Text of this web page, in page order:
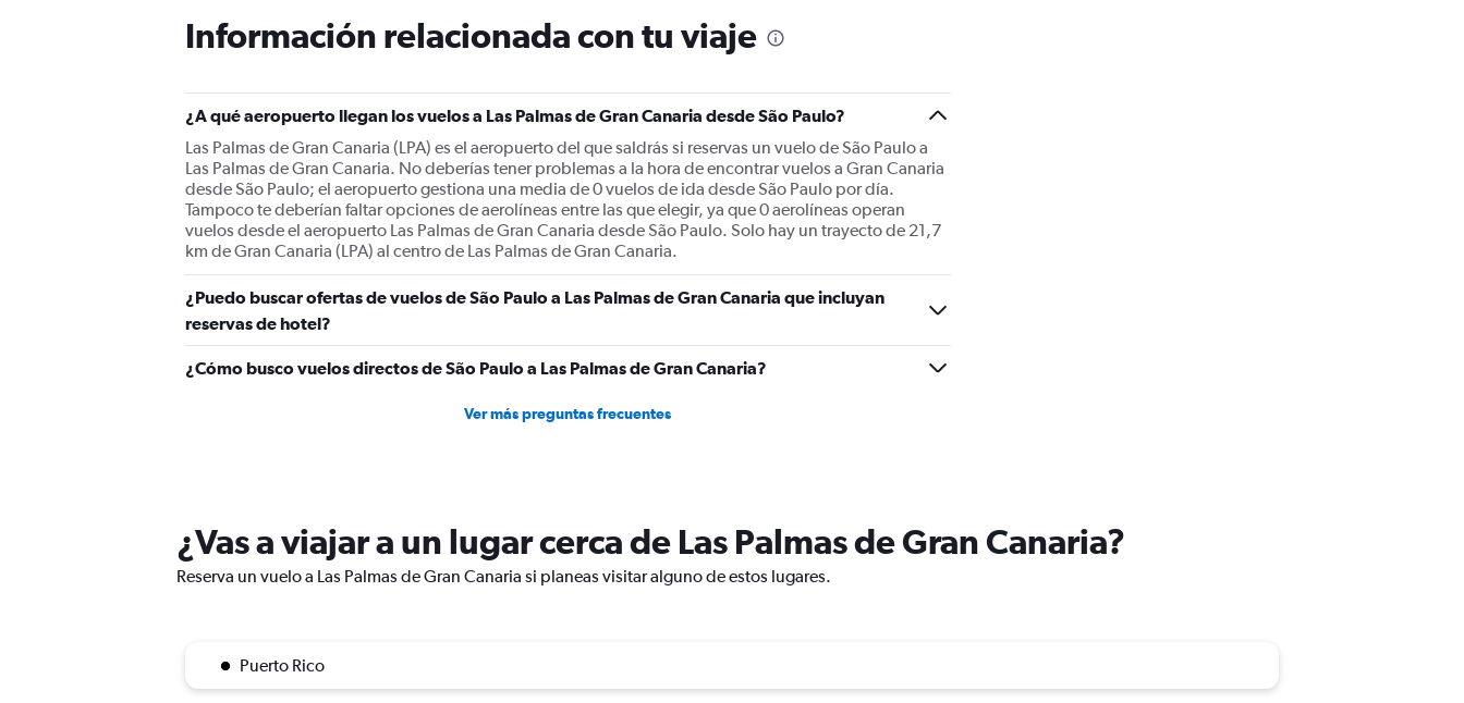
Información relacionada con tu viaje
¿A qué aeropuerto llegan los vuelos a Las Palmas de Gran Canaria desde São Paulo?
Las Palmas de Gran Canaria (LPA) es el aeropuerto del que saldrás si reservas un vuelo de São Paulo a
Las Palmas de Gran Canaria. No deberías tener problemas a la hora de encontrar vuelos a Gran Canaria
desde São Paulo; el aeropuerto gestiona una media de 0 vuelos de ida desde São Paulo por día.
Tampoco te deberían faltar opciones de aerolíneas entre las que elegir, ya que 0 aerolíneas operan
vuelos desde el aeropuerto Las Palmas de Gran Canaria desde São Paulo. Solo hay un trayecto de 21,7
km de Gran Canaria (LPA) al centro de Las Palmas de Gran Canaria.
¿Puedo buscar ofertas de vuelos de São Paulo a Las Palmas de Gran Canaria que incluyan
reservas de hotel?
¿Cómo busco vuelos directos de São Paulo a Las Palmas de Gran Canaria?
Ver más preguntas frecuentes
¿Vas a viajar a un lugar cerca de Las Palmas de Gran Canaria?
Reserva un vuelo a Las Palmas de Gran Canaria si planeas visitar alguno de estos lugares.
Puerto Rico